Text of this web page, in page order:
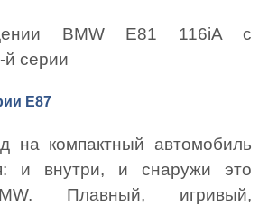
BMW E81 116iA с
серии
E87
на компактный автомобиль
и внутри, и снаружи это
Плавный, игривый,